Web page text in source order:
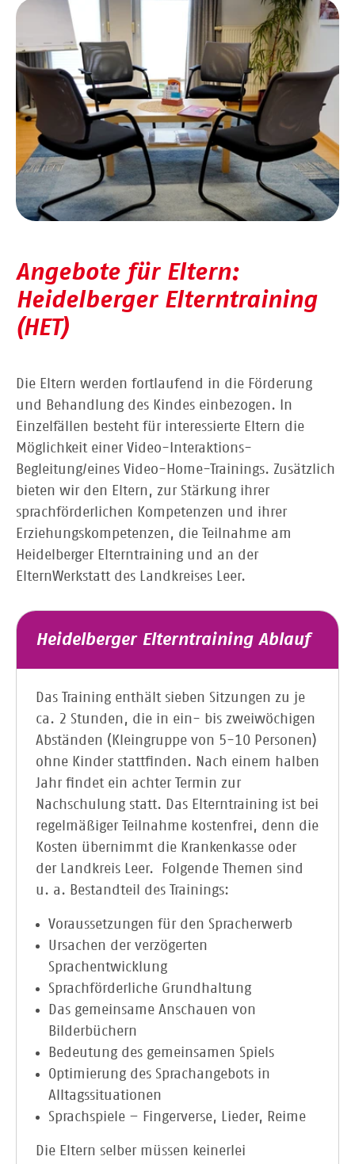
Angebote für Eltern:
Heidelberger Elterntraining
(HET)
Die Eltern werden fortlaufend in die Förderung
und Behandlung des Kindes einbezogen. In
Einzelfällen besteht für interessierte Eltern die
Möglichkeit einer Video-Interaktions-
Begleitung/eines Video-Home-Trainings. Zusätzlich
bieten wir den Eltern, zur Stärkung ihrer
sprachförderlichen Kompetenzen und ihrer
Erziehungskompetenzen, die Teilnahme am
Heidelberger Elterntraining und an der
ElternWerkstatt des Landkreises Leer.
Heidelberger Elterntraining Ablauf
Das Training enthält sieben Sitzungen zu je
ca. 2 Stunden, die in ein- bis zweiwöchigen
Abständen (Kleingruppe von 5-10 Personen)
ohne Kinder stattfinden. Nach einem halben
Jahr findet ein achter Termin zur
Nachschulung statt. Das Elterntraining ist bei
regelmäßiger Teilnahme kostenfrei, denn die
Kosten übernimmt die Krankenkasse oder
der Landkreis Leer. Folgende Themen sind
u. a. Bestandteil des Trainings:
Voraussetzungen für den Spracherwerb
Ursachen der verzögerten
Sprachentwicklung
Sprachförderliche Grundhaltung
Das gemeinsame Anschauen von
Bilderbüchern
Bedeutung des gemeinsamen Spiels
Optimierung des Sprachangebots in
Alltagssituationen
Sprachspiele – Fingerverse, Lieder, Reime
Die Eltern selber müssen keinerlei